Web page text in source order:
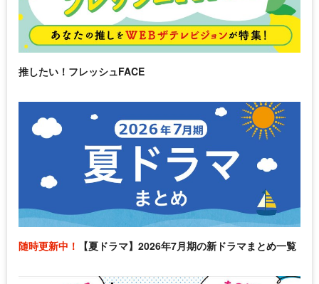
推したい！フレッシュFACE
随時更新中！ 【夏ドラマ】2026年7月期の新ドラマまとめ一覧